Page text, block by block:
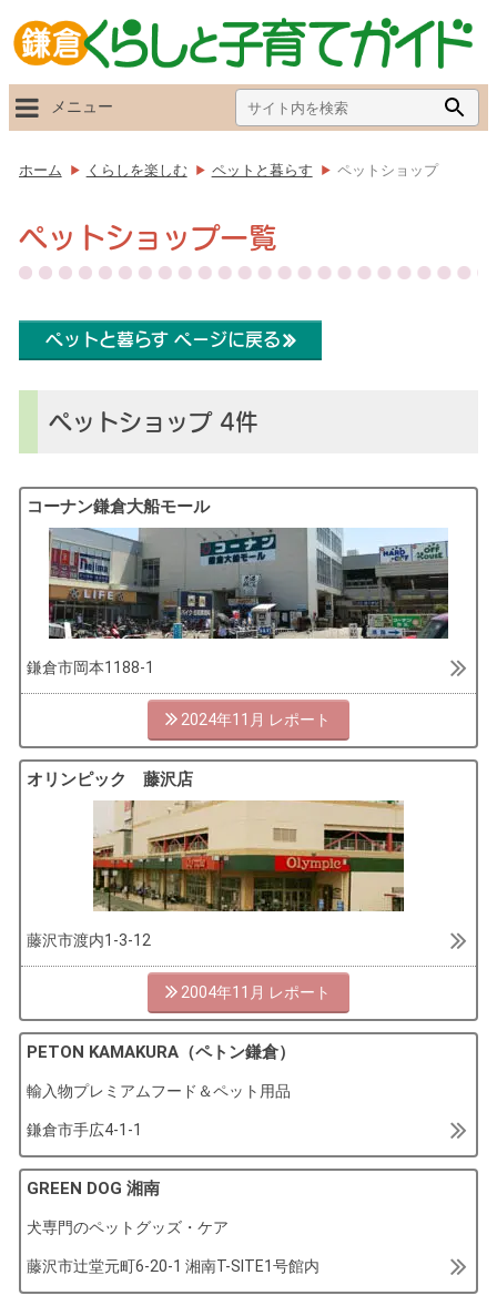
Search
for:
メニュー
ホーム くらしを楽しむ ペットと暮らす ペットショップ
ペットショップ一覧
ペットと暮らす ページに戻る
ペットショップ 4件
コーナン鎌倉大船モール
鎌倉市岡本1188-1
2024年11月
オリンピック 藤沢店
藤沢市渡内1-3-12
2004年11月
PETON KAMAKURA（ペトン鎌倉）
輸入物プレミアムフード＆ペット用品
鎌倉市手広4-1-1
GREEN DOG 湘南
犬専門のペットグッズ・ケア
藤沢市辻堂元町6-20-1 湘南T-SITE1号館内